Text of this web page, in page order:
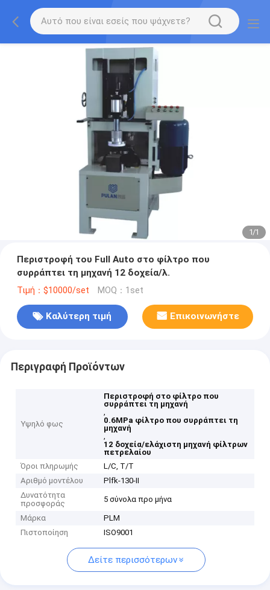
1/1
Περιστροφή του Full Auto στο φίλτρο που
συρράπτει τη μηχανή 12 δοχεία/λ.
Τιμή：$10000/set MOQ：1set
Καλύτερη τιμή Επικοινωνήστε
Περιγραφή Προϊόντων
Υψηλό φως
Περιστροφή στο φίλτρο που
συρράπτει τη μηχανή
,
0.6MPa φίλτρο που συρράπτει τη
μηχανή
,
12 δοχεία/ελάχιστη μηχανή φίλτρων
πετρελαίου
Όροι πληρωμής
L/C, T/T
Αριθμό μοντέλου
Plfk-130-ΙΙ
Δυνατότητα
προσφοράς
5 σύνολα προ μήνα
Μάρκα
PLM
Πιστοποίηση
ISO9001
Δείτε περισσότερων